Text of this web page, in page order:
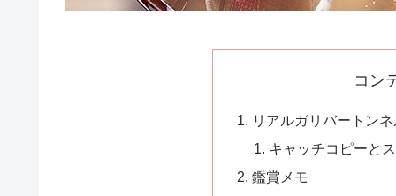
コン
リアルガリバートン
キャッチコピーと
鑑賞メモ